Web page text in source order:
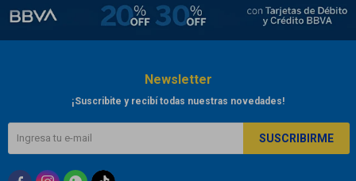
Newsletter
¡Suscribite y recibí todas nuestras novedades!
SUSCRIBIRME